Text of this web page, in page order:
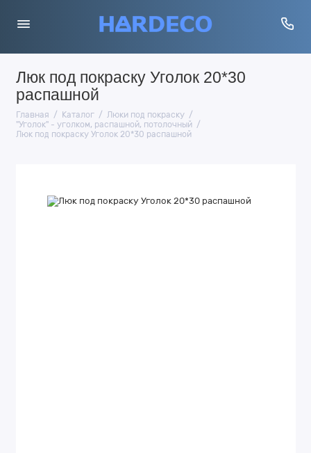
Люк под покраску Уголок 20*30
распашной
Главная Каталог
Люки под покраску
"Уголок" - уголком, распашной, потолочный
Люк под покраску Уголок 20*30 распашной